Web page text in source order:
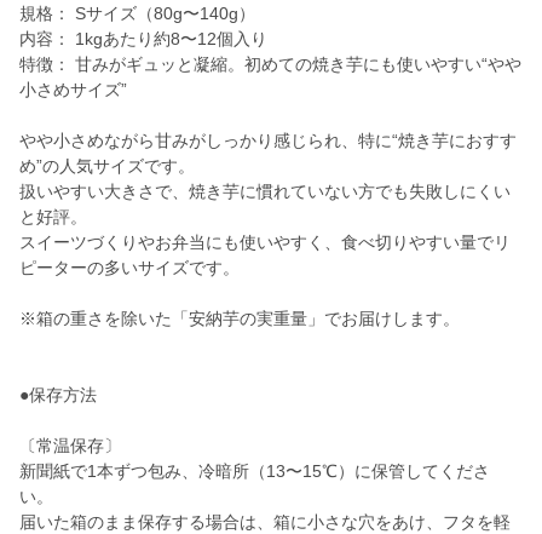
規格： Sサイズ（80g〜140g）
内容： 1kgあたり約8〜12個入り
特徴： 甘みがギュッと凝縮。初めての焼き芋にも使いやすい“やや
小さめサイズ”
やや小さめながら甘みがしっかり感じられ、特に“焼き芋におすす
め”の人気サイズです。
扱いやすい大きさで、焼き芋に慣れていない方でも失敗しにくい
と好評。
スイーツづくりやお弁当にも使いやすく、食べ切りやすい量でリ
ピーターの多いサイズです。
※箱の重さを除いた「安納芋の実重量」でお届けします。
●保存方法
〔常温保存〕
新聞紙で1本ずつ包み、冷暗所（13〜15℃）に保管してくださ
い。
届いた箱のまま保存する場合は、箱に小さな穴をあけ、フタを軽